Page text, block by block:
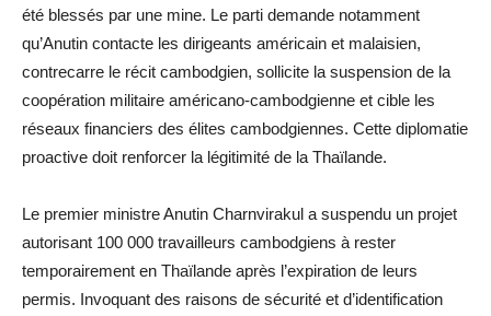
été blessés par une mine. Le parti demande notamment
qu’Anutin contacte les dirigeants américain et malaisien,
contrecarre le récit cambodgien, sollicite la suspension de la
coopération militaire américano-cambodgienne et cible les
réseaux financiers des élites cambodgiennes. Cette diplomatie
proactive doit renforcer la légitimité de la Thaïlande.
Le premier ministre Anutin Charnvirakul a suspendu un projet
autorisant 100 000 travailleurs cambodgiens à rester
temporairement en Thaïlande après l’expiration de leurs
permis. Invoquant des raisons de sécurité et d’identification